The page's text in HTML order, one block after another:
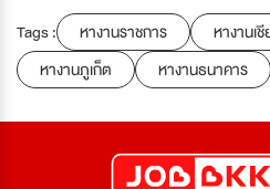
Tags : หางานราชการ หางานเ
หางานภูเก็ต
หางานธนาคาร